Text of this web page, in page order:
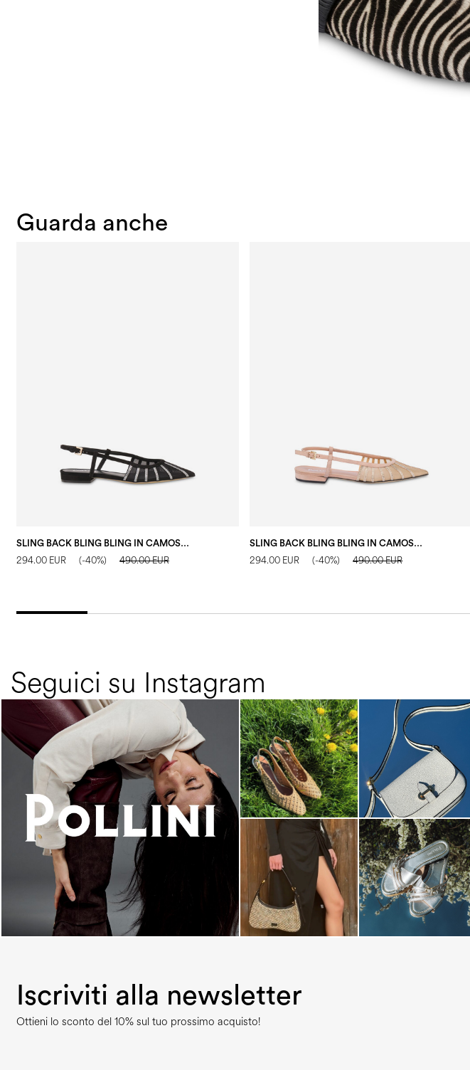
Guarda anche
SLING BACK BLING BLING IN CAMOSCIO NERO
294.00 EUR (-40%) 490.00 EUR
SLING BACK BLING BLING IN CAMOSCIO NUDE
294.00 EUR (-40%) 490.00 EUR
Seguici su Instagram
An ode to the house’s vibrant Italian roots, the
new...
Iscriviti alla newsletter
Ottieni lo sconto del 10% sul tuo prossimo acquisto!